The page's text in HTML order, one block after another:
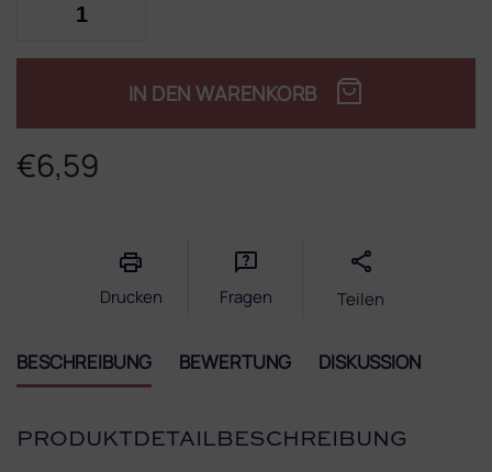
€6,59
IN DEN WARENKORB
Drucken Fragen Teilen
BESCHREIBUNG BEWERTUNG DISKUSSION
PRODUKTDETAILBESCHREIBUNG